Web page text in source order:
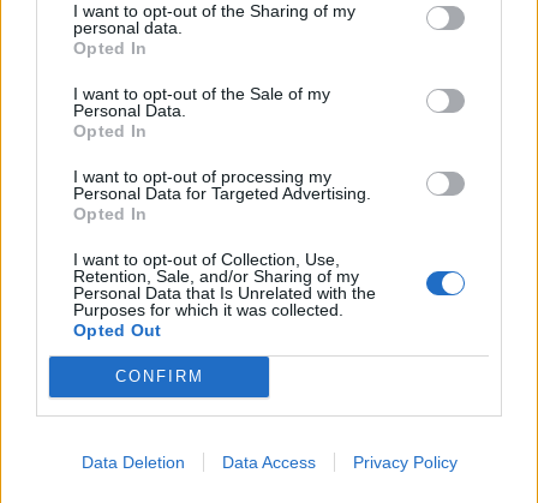
I want to opt-out of the Sharing of my
personal data.
Opted In
I want to opt-out of the Sale of my
Personal Data.
Opted In
I want to opt-out of processing my
Personal Data for Targeted Advertising.
Opted In
I want to opt-out of Collection, Use,
Retention, Sale, and/or Sharing of my
Personal Data that Is Unrelated with the
Purposes for which it was collected.
Opted Out
CONFIRM
Data Deletion Data Access Privacy Policy
Dea regina guerriera e membro dei
una cornacchia nera, alla fine delle battaglie in cui
partecipava, per riposarsi su un ramo osservando i
corpi dei caduti. Moglie di Dagda, la loro unione è una
parte importante della festa diSamhain
, atta a
celebrare l’inizio del nuovo anno.
La Morrigan viene spesso associata ad una triade di
Badb Catha
sarebbe dunque in realtà formata da queste tre
seconda delle versioni. Secondo altre versioni infatti